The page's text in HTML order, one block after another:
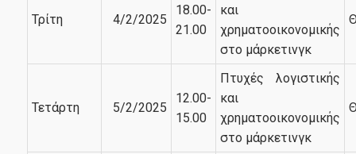
Νέα
Τρίτη 4/2/2025
18.00-
21.00
και
χρηματοοικονομικής
στο μάρκετινγκ
Τετάρτη 5/2/2025
12.00-
15.00
Πτυχές λογιστικής
και
χρηματοοικονομικής
στο μάρκετινγκ